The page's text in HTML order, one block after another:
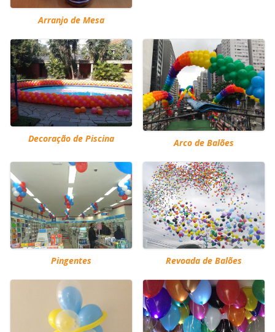
Arranjo de Mesa
Decoração de Piscina Arco de Balões
Pingentes Revoada de Balões